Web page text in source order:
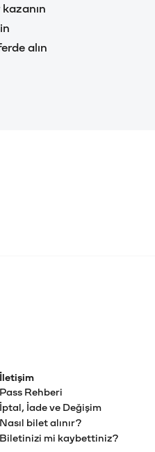
alın
İletişim
Pass Rehberi
İptal, İade ve Değişim
Nasıl bilet alınır?
Biletinizi mi kaybettiniz?